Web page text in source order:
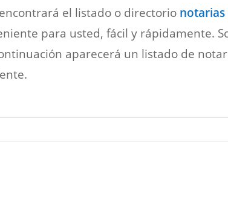
el listado o directorio notarias
para usted, fácil y rápidamente.
aparecerá un listado de